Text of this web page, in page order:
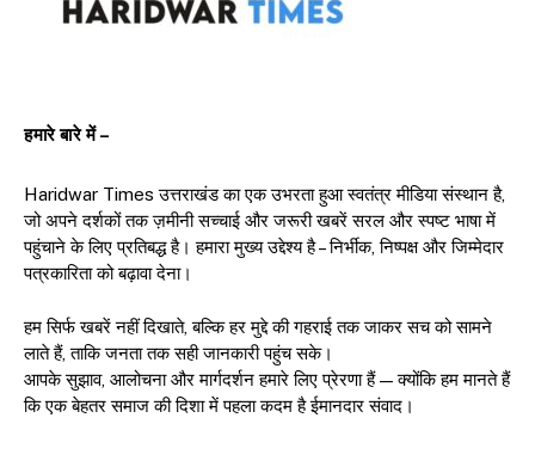
हमारे बारे में –
Haridwar Times उत्तराखंड का एक उभरता हुआ स्वतंत्र मीडिया संस्थान है,
जो अपने दर्शकों तक ज़मीनी सच्चाई और जरूरी खबरें सरल और स्पष्ट भाषा में
पहुंचाने के लिए प्रतिबद्ध है। हमारा मुख्य उद्देश्य है – निर्भीक, निष्पक्ष और जिम्मेदार
पत्रकारिता को बढ़ावा देना।
हम सिर्फ खबरें नहीं दिखाते, बल्कि हर मुद्दे की गहराई तक जाकर सच को सामने
लाते हैं, ताकि जनता तक सही जानकारी पहुंच सके।
आपके सुझाव, आलोचना और मार्गदर्शन हमारे लिए प्रेरणा हैं — क्योंकि हम मानते हैं
कि एक बेहतर समाज की दिशा में पहला कदम है ईमानदार संवाद।